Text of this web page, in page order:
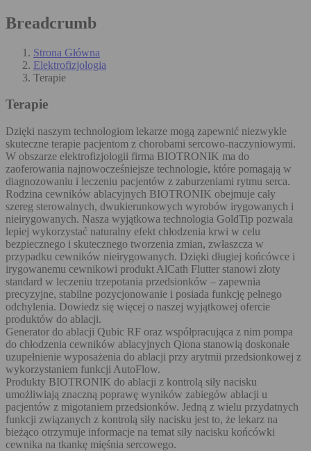
Breadcrumb
Strona Główna
Elektrofizjologia
Terapie
Terapie
Dzięki naszym technologiom lekarze mogą zapewnić niezwykle
skuteczne terapie pacjentom z chorobami sercowo-naczyniowymi.
W obszarze elektrofizjologii firma BIOTRONIK ma do
zaoferowania najnowocześniejsze technologie, które pomagają w
diagnozowaniu i leczeniu pacjentów z zaburzeniami rytmu serca.
Rodzina cewników ablacyjnych BIOTRONIK obejmuje cały
szereg sterowalnych, dwukierunkowych wyrobów irygowanych i
nieirygowanych. Nasza wyjątkowa technologia GoldTip pozwala
lepiej wykorzystać naturalny efekt chłodzenia krwi w celu
bezpiecznego i skutecznego tworzenia zmian, zwłaszcza w
przypadku cewników nieirygowanych. Dzięki długiej końcówce i
irygowanemu cewnikowi produkt AlCath Flutter stanowi złoty
standard w leczeniu trzepotania przedsionków – zapewnia
precyzyjne, stabilne pozycjonowanie i posiada funkcję pełnego
odchylenia. Dowiedz się więcej o naszej wyjątkowej ofercie
produktów do ablacji.
Generator do ablacji Qubic RF oraz współpracująca z nim pompa
do chłodzenia cewników ablacyjnych Qiona stanowią doskonałe
uzupełnienie wyposażenia do ablacji przy arytmii przedsionkowej z
wykorzystaniem funkcji AutoFlow.
Produkty BIOTRONIK do ablacji z kontrolą siły nacisku
umożliwiają znaczną poprawę wyników zabiegów ablacji u
pacjentów z migotaniem przedsionków. Jedną z wielu przydatnych
funkcji związanych z kontrolą siły nacisku jest to, że lekarz na
bieżąco otrzymuje informacje na temat siły nacisku końcówki
cewnika na tkankę mięśnia sercowego.